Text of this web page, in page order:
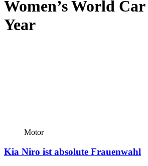
Women’s World
Year
Motor
Kia Niro ist absolute Frauenwahl